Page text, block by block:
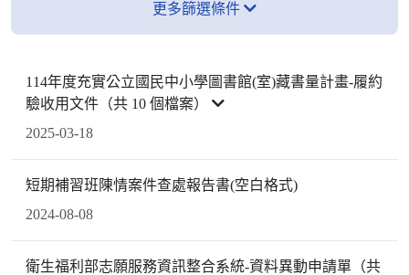
更多篩選條件
114年度充實公立國民中小學圖書館(室)藏書量計畫-履約
驗收用文件（共 10 個檔案）
2025-03-18
短期補習班陳情案件查處報告書(空白格式)
2024-08-08
衛生福利部志願服務資訊整合系統-資料異動申請單（共